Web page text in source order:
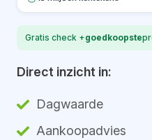
Gratis check +goedkoopste
Direct inzicht in:
Dagwaarde
Aankoopadvies